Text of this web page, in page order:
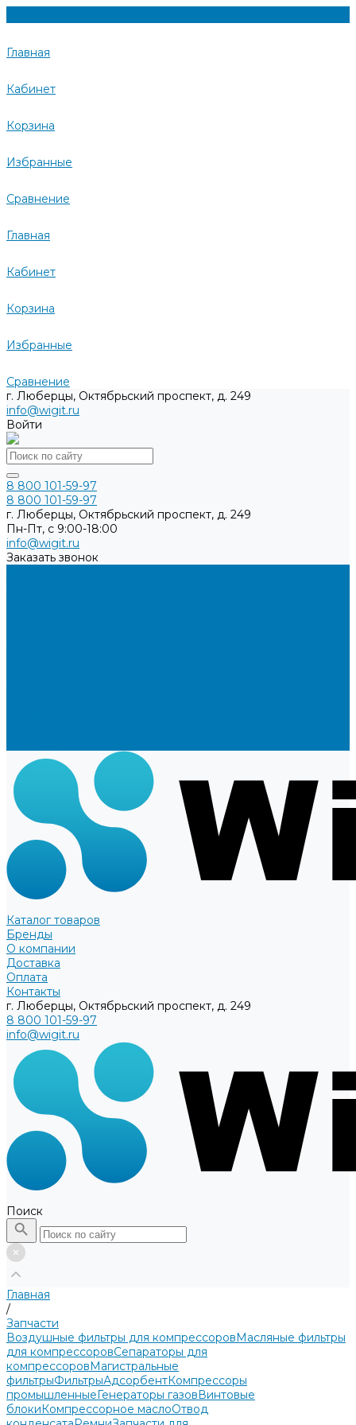
Главная
Кабинет
Корзина
Избранные
Сравнение
Главная
Кабинет
Корзина
Избранные
Сравнение
г. Люберцы, Октябрьский проспект, д. 249
info@wigit.ru
Войти
8 800 101-59-97
8 800 101-59-97
г. Люберцы, Октябрьский проспект, д. 249
Пн-Пт, с 9:00-18:00
info@wigit.ru
Заказать звонок
Каталог товаров
Бренды
О компании
Доставка
Оплата
Контакты
г. Люберцы, Октябрьский проспект, д. 249
8 800 101-59-97
info@wigit.ru
Поиск
Главная
/
Запчасти
Воздушные фильтры для компрессоровМасляные фильтры
для компрессоровСепараторы для
компрессоровМагистральные
фильтрыФильтрыАдсорбентКомпрессоры
промышленныеГенераторы газовВинтовые
блокиКомпрессорное маслоОтвод